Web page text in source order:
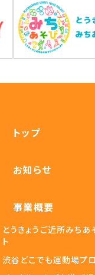
トップ
お知らせ
事業概要
とうきょうご近所みち
ト
渋谷どこでも運動場プ